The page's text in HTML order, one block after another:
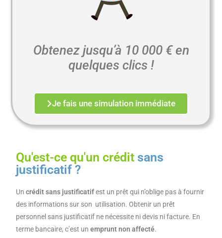
Obtenez jusqu’à 10 000 € en
quelques clics !
Je fais une simulation immédiate
Qu'est-ce qu'un crédit sans
justificatif ?
Uncrédit sans justificatifest un prêt qui n’oblige pas à fournir
des informations sur son utilisation. Obtenir un prêt
personnel sans justificatif ne nécessite ni devis ni facture. En
terme bancaire, c’est unemprunt non affecté.